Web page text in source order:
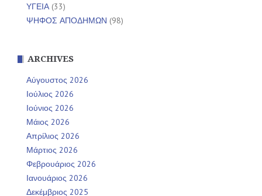
ΥΓΕΙΑ(33)
ΨΗΦΟΣ ΑΠΟΔΗΜΩΝ (98)
ARCHIVES
Αύγουστος 2026
Ιούλιος 2026
Ιούνιος 2026
Μάιος 2026
Απρίλιος 2026
Μάρτιος 2026
Φεβρουάριος 2026
Ιανουάριος 2026
Δεκέμβριος 2025